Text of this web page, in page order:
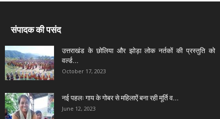
संपादक की पसंद
उत्तराखंड के छोलिया और झोड़ा लोक नर्तकों की प्रस्तुति को
वर्ल्ड...
October 17, 2023
नई पहलः गाय के गोबर से महिलाऐं बना रही मूर्ति व...
June 12, 2023